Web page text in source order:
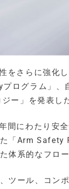
をさらに強化
ログラム」、
ー」を発表し
間にわたり安
「Arm Safety
体系的なフロ
ツール、コン